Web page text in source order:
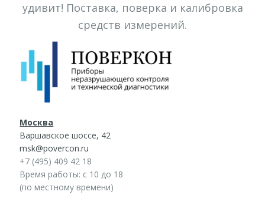
удивит! Поставка, поверка и калибровка
средств измерений.
Москва
Варшавское шоссе, 42
msk@povercon.ru
+7 (495) 409 42 18
Время работы: с 10 до 18
(по местному времени)